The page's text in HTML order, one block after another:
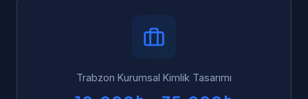
ve sorunlar ücretsiz olarak giderilir.
Trabzon Kurumsal Kimlik Tasarımı